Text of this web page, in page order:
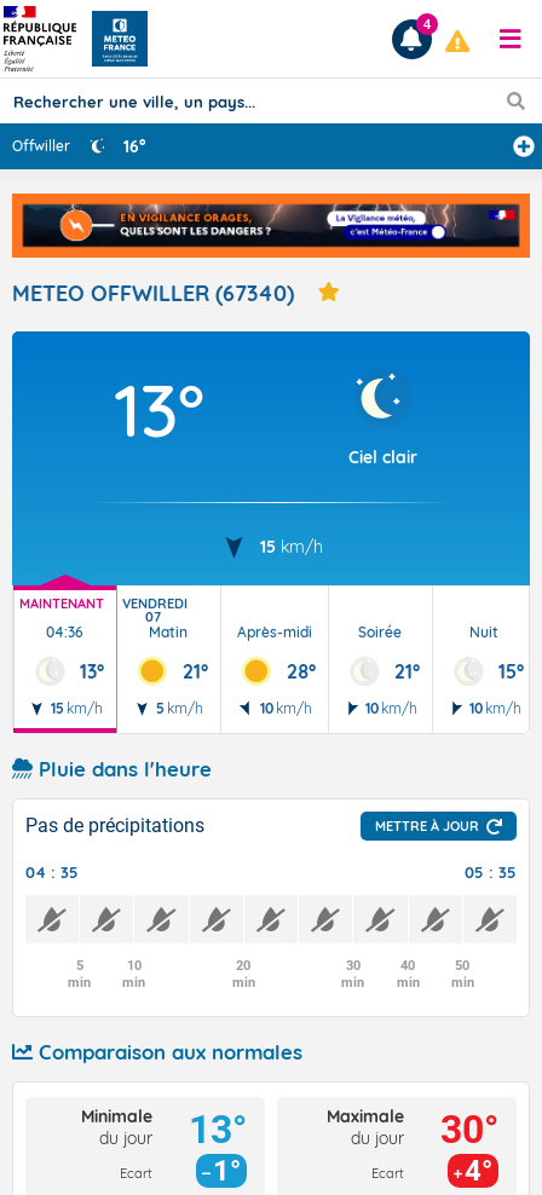
Prévisions
TOUS LES RÉSULTATS
Articles
4
Offwiller 16°
METEO OFFWILLER (67340)
13°
Ciel clair
15 km/h
MAINTENANT
04:36
13°
15 km/h
VENDREDI
07
Matin
21°
5 km/h
Après-midi
28°
10 km/h
Soirée
21°
10 km/h
Nuit
15°
10 km/h
Pluie dans l'heure
Pas de précipitations METTRE À JOUR
04 : 35 05 : 35
5
min
10
min
20
min
30
min
40
min
50
min
Comparaison aux normales
Minimale
du jour
Ecart
13°
1°
Maximale
du jour
Ecart
30°
4°